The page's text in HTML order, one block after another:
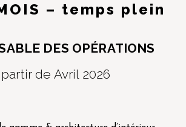
– temps plein
DES OPÉRATIONS
de Avril 2026